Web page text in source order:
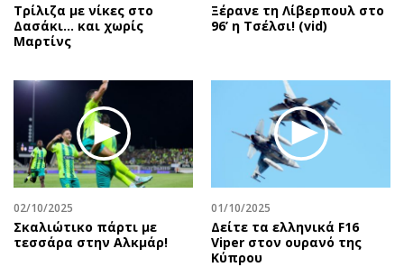
Τρίλιζα με νίκες στο
Δασάκι… και χωρίς
Μαρτίνς
Ξέρανε τη Λίβερπουλ στο
96’ η Τσέλσι! (vid)
02/10/2025
Σκαλιώτικο πάρτι με
τεσσάρα στην Αλκμάρ!
01/10/2025
Δείτε τα ελληνικά F16
Viper στον ουρανό της
Κύπρου